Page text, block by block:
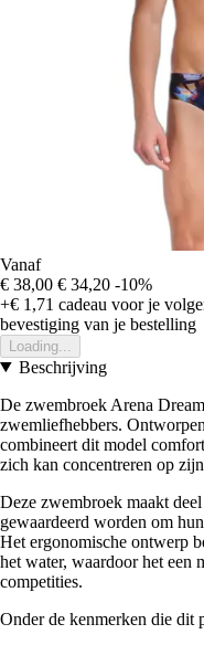
Vanaf
€ 38,00 € 34,20 -10%
+€ 1,71 cadeau voor je
bevestiging van je bestelling
Loading...
Beschrijving
De zwembroek Arena
zwemliefhebbers.
combineert dit model
zich kan concentreren op
Deze zwembroek maakt
gewaardeerd worden om
Het ergonomische ontwerp
het water, waardoor het een
competities.
Onder de kenmerken die dit